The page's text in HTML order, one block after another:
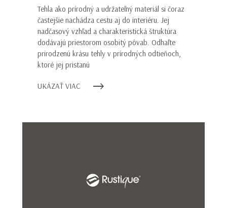
Tehla ako prírodný a udržateľný materiál si čoraz
častejšie nachádza cestu aj do interiéru. Jej
nadčasový vzhľad a charakteristická štruktúra
dodávajú priestorom osobitý pôvab. Odhaľte
prirodzenú krásu tehly v prírodných odtieňoch,
ktoré jej pristanú
UKÁZAŤ VIAC